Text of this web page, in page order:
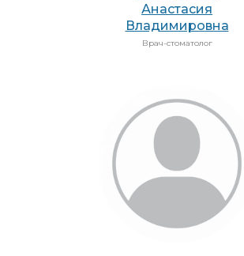
Анастасия
Владимировна
Врач-стоматолог